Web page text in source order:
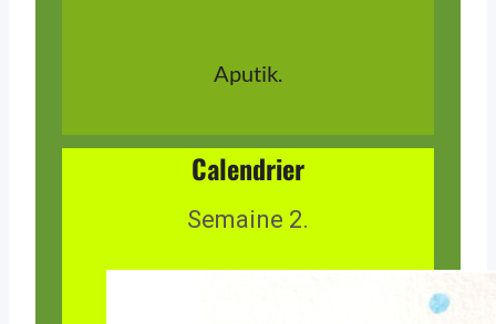
Aputik.
Calendrier
Semaine 2.